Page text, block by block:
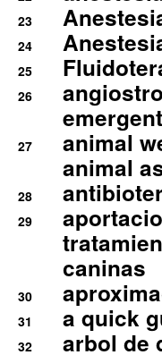
23
24
25
26
27
animal
animal
28
29
caninas
30
31 a quick
32 arbol de